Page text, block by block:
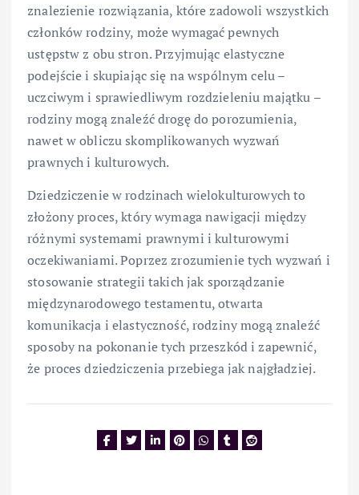
znalezienie rozwiązania, które zadowoli wszystkich
członków rodziny, może wymagać pewnych
ustępstw z obu stron. Przyjmując elastyczne
podejście i skupiając się na wspólnym celu –
uczciwym i sprawiedliwym rozdzieleniu majątku –
rodziny mogą znaleźć drogę do porozumienia,
nawet w obliczu skomplikowanych wyzwań
prawnych i kulturowych.
Dziedziczenie w rodzinach wielokulturowych to
złożony proces, który wymaga nawigacji między
różnymi systemami prawnymi i kulturowymi
oczekiwaniami. Poprzez zrozumienie tych wyzwań i
stosowanie strategii takich jak sporządzanie
międzynarodowego testamentu, otwarta
komunikacja i elastyczność, rodziny mogą znaleźć
sposoby na pokonanie tych przeszkód i zapewnić,
że proces dziedziczenia przebiega jak najgładziej.